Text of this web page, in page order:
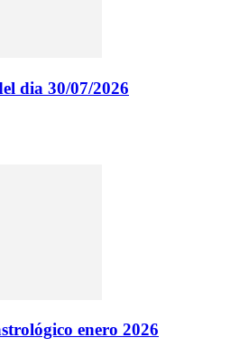
dia 30/07/2026
enero 2026